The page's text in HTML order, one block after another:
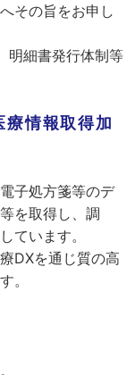
その旨をお申し
明細書発行体制等
情報取得加
子処方箋等のデ
を取得し、調
ています。
DXを通じ質の高
。